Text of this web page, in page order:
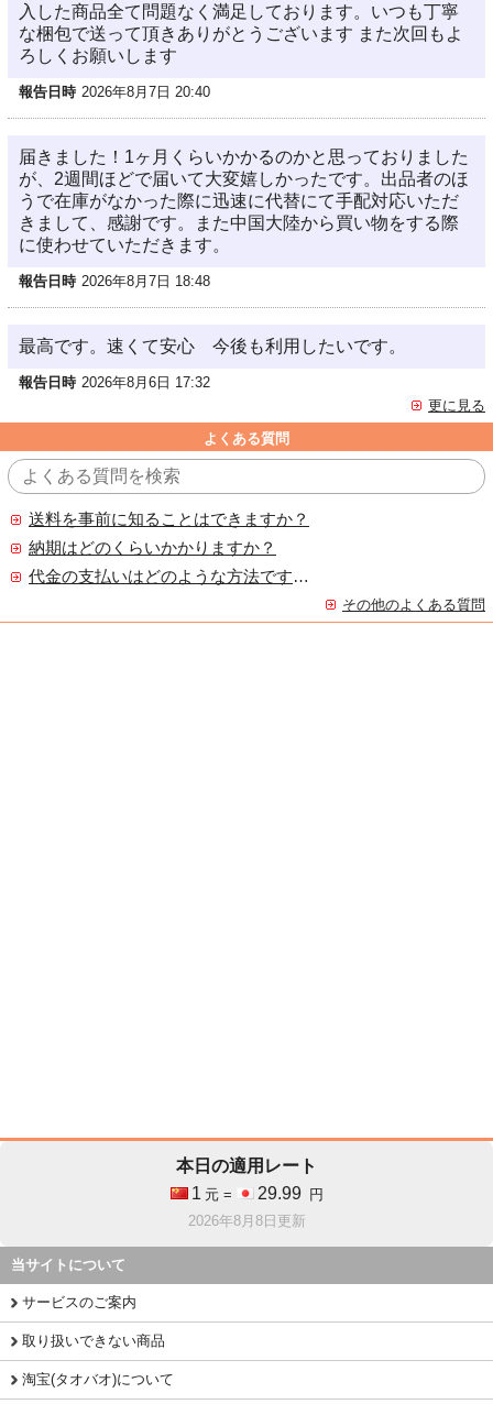
入した商品全て問題なく満足しております。いつも丁寧
な梱包で送って頂きありがとうございます また次回もよ
ろしくお願いします
報告日時 2026年8月7日 20:40
届きました！1ヶ月くらいかかるのかと思っておりました
が、2週間ほどで届いて大変嬉しかったです。出品者のほ
うで在庫がなかった際に迅速に代替にて手配対応いただ
きまして、感謝です。また中国大陸から買い物をする際
に使わせていただきます。
報告日時 2026年8月7日 18:48
最高です。速くて安心 今後も利用したいです。
報告日時 2026年8月6日 17:32
更に見る
よくある質問
送料を事前に知ることはできますか？
納期はどのくらいかかりますか？
代金の支払いはどのような方法ですか？
その他のよくある質問
本日の適用レート
1 元 = 29.99
円
2026年8月8日更新
当サイトについて
サービスのご案内
取り扱いできない商品
淘宝(タオバオ)について